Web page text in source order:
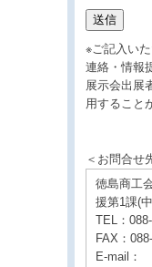
※ご記入い
連絡・情報
展示会出展
用すること
＜お問合せ
徳島商工
援第1課(
TEL：
FAX：
E-mail：